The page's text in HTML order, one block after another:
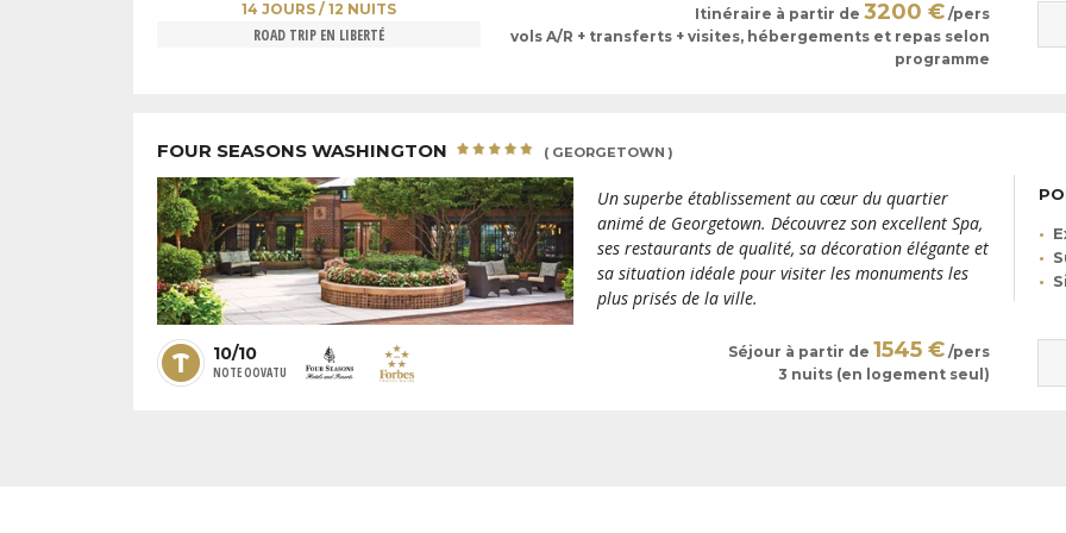
ludique, où vous seront
espions hors pair.
Son avenue principale, très
et bars. Les rues alentour,
paisibles. Un village dans la
capitale.
14 JOURS / 12 NUITS
ROAD TRIP EN LIBERTÉ
Itinéraire à partir de 3200 €/pers
vols A/R + transferts + visites, hébergements et repas selon
programme
FOUR SEASONS WASHINGTON ( GEORGETOWN )
Un superbe établissement au cœur du quartier
animé de Georgetown. Découvrez son excellent Spa,
ses restaurants de qualité, sa décoration élégante et
sa situation idéale pour visiter les monuments les
plus prisés de la ville.
10/10
NOTE OOVATU
Séjour à partir de 1545 €/pers
3 nuits (en logement seul)